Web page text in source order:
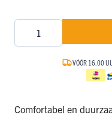
VÓÓR 16.00
Comfortabel en